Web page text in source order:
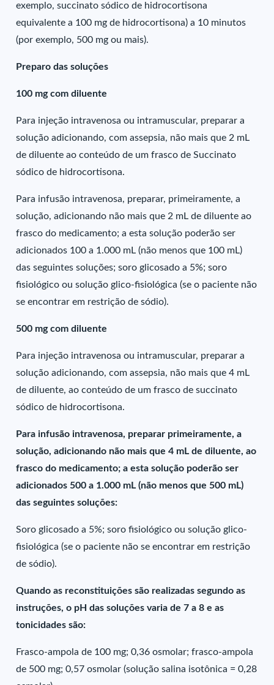
exemplo, succinato sódico de hidrocortisona
equivalente a 100 mg de hidrocortisona) a 10 minutos
(por exemplo, 500 mg ou mais).
Preparo das soluções
100 mg com diluente
Para injeção intravenosa ou intramuscular, preparar a
solução adicionando, com assepsia, não mais que 2 mL
de diluente ao conteúdo de um frasco de Succinato
sódico de hidrocortisona.
Para infusão intravenosa, preparar, primeiramente, a
solução, adicionando não mais que 2 mL de diluente ao
frasco do medicamento; a esta solução poderão ser
adicionados 100 a 1.000 mL (não menos que 100 mL)
das seguintes soluções; soro glicosado a 5%; soro
fisiológico ou solução glico-fisiológica (se o paciente não
se encontrar em restrição de sódio).
500 mg com diluente
Para injeção intravenosa ou intramuscular, preparar a
solução adicionando, com assepsia, não mais que 4 mL
de diluente, ao conteúdo de um frasco de succinato
sódico de hidrocortisona.
Para infusão intravenosa, preparar primeiramente, a
solução, adicionando não mais que 4 mL de diluente, ao
frasco do medicamento; a esta solução poderão ser
adicionados 500 a 1.000 mL (não menos que 500 mL)
das seguintes soluções:
Soro glicosado a 5%; soro fisiológico ou solução glico-
fisiológica (se o paciente não se encontrar em restrição
de sódio).
Quando as reconstituições são realizadas segundo as
instruções, o pH das soluções varia de 7 a 8 e as
tonicidades são:
Frasco-ampola de 100 mg; 0,36 osmolar; frasco-ampola
de 500 mg; 0,57 osmolar (solução salina isotônica = 0,28